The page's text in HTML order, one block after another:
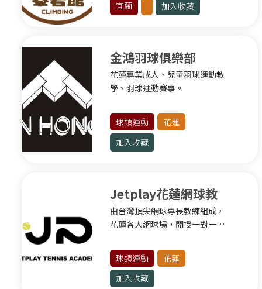
宜蘭
宜蘭其他運動
花蓮
水上運動
臺東
健身有氧
格鬥運動
滾軸運動
臺東其他運動
宜蘭
加入收藏
金鴻羽球俱樂部
花蓮專業成人、兒童羽球運動教
學、羽球運動賽事。
球類運動
花蓮
加入收藏
Jetplay花蓮網球教
學
由台灣頂尖網球專長教練組成，
花蓮各大網球場，開授一對一個
球類運動
花蓮
加入收藏